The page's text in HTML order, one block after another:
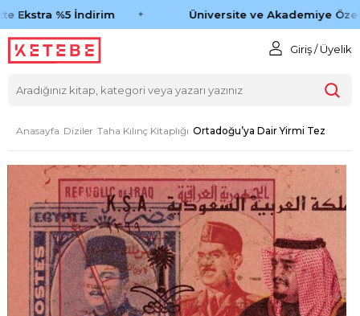
Ekstra %5 İndirim Üniversite ve Akademiye Özel
Giriş / Üyelik
Anasayfa Diziler Taha Kılınç Kitaplığı Ortadoğu’ya Dair Yirmi Tez